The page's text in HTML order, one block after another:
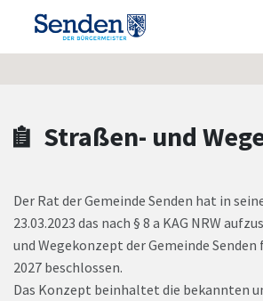
Zum Header
Zum Hauptinhalt
Zum Footer
Zum Hauptinhalt springen
Straßen- und
Der Rat der Gemeinde Senden hat in
23.03.2023 das nach § 8 a KAG NRW
und Wegekonzept der Gemeinde Senden
2027 beschlossen.
Das Konzept beinhaltet die bekannten